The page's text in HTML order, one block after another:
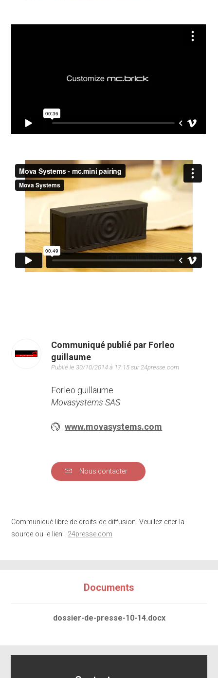
Communiqué publié par Forleo
guillaume
Publié le 30/10/2014 à 17:15 sur 24presse.com
Forleo guillaume
Movasystems SAS
www.movasystems.com
Nous contacter
Communiqué libre de droits de diffusion. Veuillez citer la
source ou le lien : 24presse.com
Documents
dossier-de-presse-10-14.docx